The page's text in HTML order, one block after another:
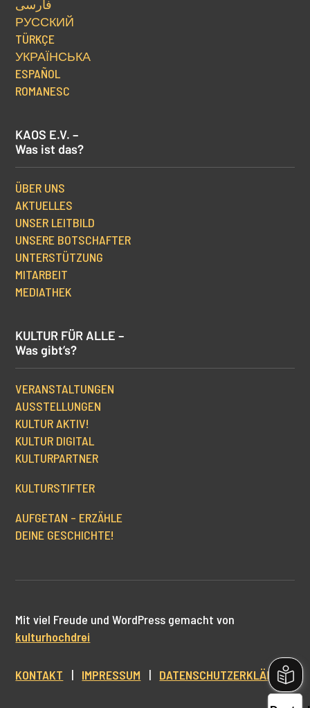
فارسی
РУССКИЙ
TÜRKÇE
УКРАЇНСЬКА
ESPAÑOL
ROMANESC
KAOS E.V. –
Was ist das?
ÜBER UNS
AKTUELLES
UNSER LEITBILD
UNSERE BOTSCHAFTER
UNTERSTÜTZUNG
MITARBEIT
MEDIATHEK
KULTUR FÜR ALLE –
Was gibt’s?
VERANSTALTUNGEN
AUSSTELLUNGEN
KULTUR AKTIV!
KULTUR DIGITAL
KULTURPARTNER
KULTURSTIFTER
AUFGETAN – ERZÄHLE
DEINE GESCHICHTE!
Mit viel Freude und WordPress gemacht von
kulturhochdrei
KONTAKT | IMPRESSUM | DATENSCHUTZERKLÄRUNG